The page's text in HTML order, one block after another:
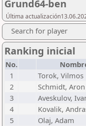
Grund64-ben
Última
Search for player
Ranking inicial
No.
1
Torok, Vilmos
2
Schmidt, Aron
3
Aveskulov,
4
Kovalik,
5
Olaj, Adam